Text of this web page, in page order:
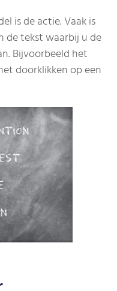
is de actie. Vaak is
de tekst waarbij u de
Bijvoorbeeld het
doorklikken op een